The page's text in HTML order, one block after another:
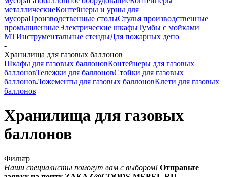
металлическиеКонтейнеры и урны для
мусораПроизводственные столыСтулья производственные
промышленныеЭлектрические шкафыТумбы с мойками
МТИнструментальные стендыДля пожарных депо
-
Хранилища для газовых баллонов
Шкафы для газовых баллоновКонтейнеры для газовых
баллоновТележки для баллоновСтойки для газовых
баллоновЛожементы для газовых баллоновКлети для газовых
баллонов
Хранилища для газовых
баллонов
Фильтр
Наши специалисты помогут вам с выбором! Отправьте